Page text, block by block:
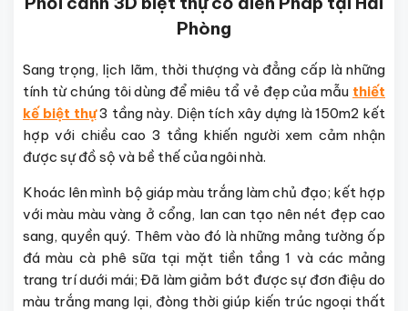
Phòng
Sang trọng, lịch lãm, thời thượng và đẳng cấp là những
tính từ chúng tôi dùng để miêu tẩ vẻ đẹp của mẫu thiết
kế biệt thự3 tầng này. Diện tích xây dựng là 150m2 kết
hợp với chiều cao 3 tầng khiến người xem cảm nhận
được sự đồ sộ và bề thế của ngôi nhà.
Khoác lên mình bộ giáp màu trắng làm chủ đạo; kết hợp
với màu màu vàng ở cổng, lan can tạo nên nét đẹp cao
sang, quyền quý. Thêm vào đó là những mảng tường ốp
đá màu cà phê sữa tại mặt tiền tầng 1 và các mảng
trang trí dưới mái; Đã làm giảm bớt được sự đơn điệu do
màu trắng mang lại, đòng thời giúp kiến trúc ngoại thất